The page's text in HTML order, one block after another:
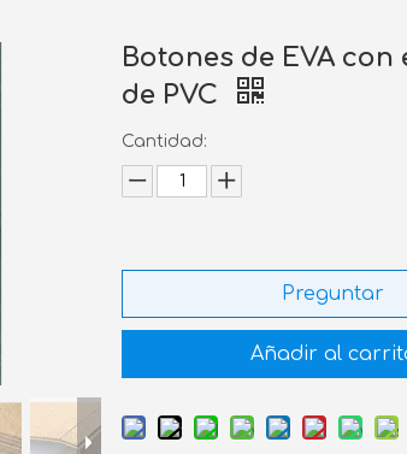
Botones de EVA con
de PVC
Cantidad:
Preguntar
Añadir al